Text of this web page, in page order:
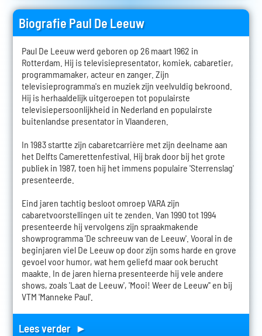
Biografie Paul De Leeuw
Paul De Leeuw werd geboren op 26 maart 1962 in
Rotterdam. Hij is televisiepresentator, komiek, cabaretier,
programmamaker, acteur en zanger. Zijn
televisieprogramma's en muziek zijn veelvuldig bekroond.
Hij is herhaaldelijk uitgeroepen tot populairste
televisiepersoonlijkheid in Nederland en populairste
buitenlandse presentator in Vlaanderen.
In 1983 startte zijn cabaretcarrière met zijn deelname aan
het Delfts Camerettenfestival. Hij brak door bij het grote
publiek in 1987, toen hij het immens populaire 'Sterrenslag'
presenteerde.
Eind jaren tachtig besloot omroep VARA zijn
cabaretvoorstellingen uit te zenden. Van 1990 tot 1994
presenteerde hij vervolgens zijn spraakmakende
showprogramma 'De schreeuw van de Leeuw'. Vooral in de
beginjaren viel De Leeuw op door zijn soms harde en grove
gevoel voor humor, wat hem geliefd maar ook berucht
maakte. In de jaren hierna presenteerde hij vele andere
shows, zoals 'Laat de Leeuw', 'Mooi! Weer de Leeuw'' en bij
VTM 'Manneke Paul'.
Lees verder ►